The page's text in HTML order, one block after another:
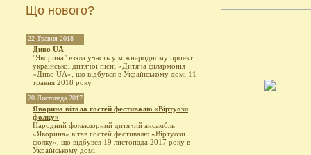
Що нового?
22 Травня 2018
Диво UA
"Яворина" взяла участь у міжнародному проекті
української дитячої пісні «Дитяча філармонія
«Диво UA», що відбувся в Українському домі 11
травня 2018 року.
20 Листопада 2017
Яворина вітала гостей фестивалю «Віртуози
фолку»
Народний фольклорний дитячий ансамбль
«Яворина» вітав гостей фестивалю «Віртуози
фолку», що відбувся 19 листопада 2017 року в
Українському домі.